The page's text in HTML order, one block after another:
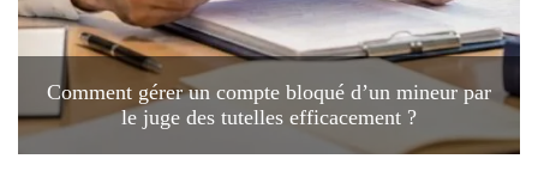
Comment gérer un compte bloqué d’un mineur par
le juge des tutelles efficacement ?